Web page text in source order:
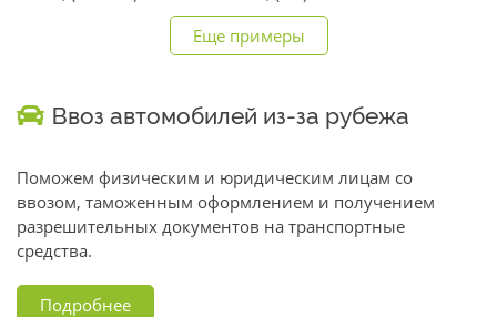
Еще примеры
Ввоз автомобилей из-за рубежа
Поможем физическим и юридическим лицам со
ввозом, таможенным оформлением и получением
разрешительных документов на транспортные
средства.
Подробнее